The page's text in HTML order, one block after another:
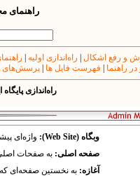
راهنمای
و رفع اشکال راه‌اندازی اولیه
راهنما
فهرست فایل ها پرسش‌های
راه‌اندازی
وبگاه (Web Site):
واژه‌ای
صفحه اصلی: به صفحات
آغازه: به نخستین صفحه‌ای که